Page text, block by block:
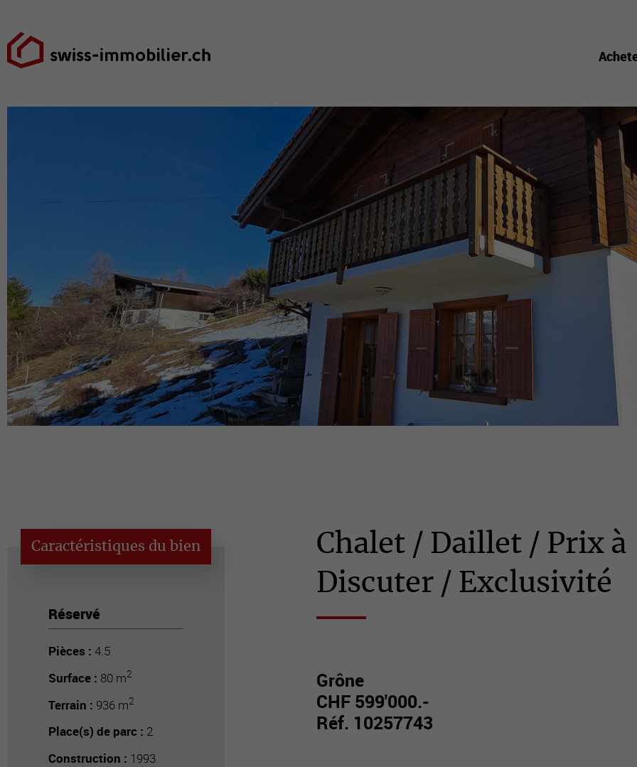
Caractéristiques du bien
Réservé
Pièces : 4.5
Surface : 80 m2
Terrain : 936 m2
Place(s) de parc : 2
Construction : 1993
Chalet / Daillet / Prix à
Discuter / Exclusivité
Grône
CHF 599'000.-
Réf. 10257743